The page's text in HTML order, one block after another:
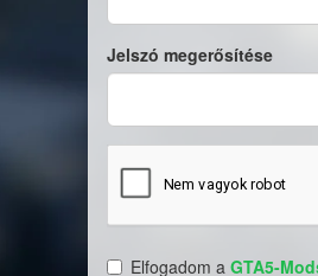
Jelszó megerősítése
Elfogadom a GTA5-